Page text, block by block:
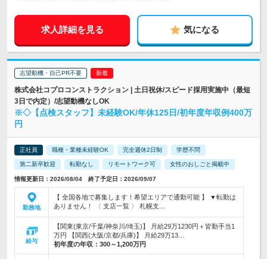
求人詳細を見る 気になる
志望動機・自己PR不要
株式会社コプロコンストラクション | 土日祝休/スピード採用実施中（最短
3日で内定）/志望動機なしOK
※◇【点検スタッフ】未経験OK/年休125日/初年度年収例400万
円
正社員 職種・業種未経験OK 完全週休2日制 学歴不問
第二新卒歓迎 転勤なし リモートワーク可 女性のおしごと掲載中
情報更新日：2026/08/04 終了予定日：2026/09/07
勤務地
【 全国各地で募集します！希望エリアで通勤可能 】 ▼転勤は
ありません！ 〈 支店一覧 〉 札幌支…
給与
【関東(東京/千葉/神奈川/埼玉)】 月給29万1230円＋皆勤手当1
万円 【関西(大阪/京都/兵庫)】 月給29万13…
初年度の年収： 300～1,200万円